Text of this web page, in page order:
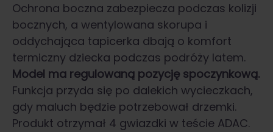
Ochrona boczna zabezpiecza podczas kolizji
bocznych, a wentylowana skorupa i
oddychająca tapicerka dbają o komfort
termiczny dziecka podczas podróży latem.
Model ma regulowaną pozycję spoczynkową.
Funkcja przyda się po dalekich wycieczkach,
gdy maluch będzie potrzebował drzemki.
Produkt otrzymał 4 gwiazdki w teście ADAC.